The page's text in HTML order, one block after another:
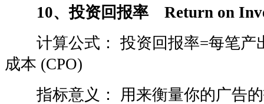
10、投资回报率 Return on
计算公式： 投资回报率=每笔产
成本 (CPO)
指标意义： 用来衡量你的广告的